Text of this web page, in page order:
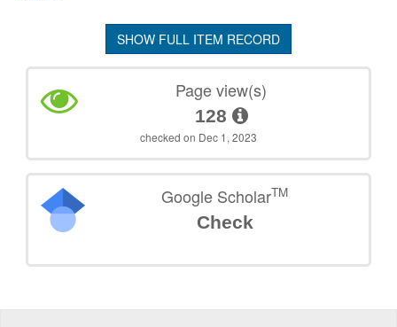
SHOW FULL ITEM RECORD
Page view(s)
128
checked on Dec 1, 2023
Google ScholarTM
Check